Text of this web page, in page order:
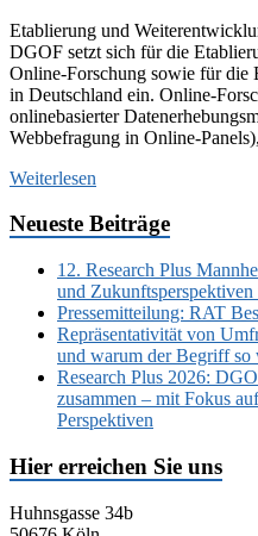
Etablierung und
DGOF setzt sich für die
Online-Forschung sowie für die
in Deutschland ein. Online-
onlinebasierter
Webbefragung in Online-
Weiterlesen
Neueste Beiträge
12. Research Plus
und
Pressemitteilung: RAT
Repräsentativität von
und warum der Begriff so
Research Plus 2026:
zusammen – mit Fokus
Perspektiven
Hier erreichen Sie uns
Huhnsgasse 34b